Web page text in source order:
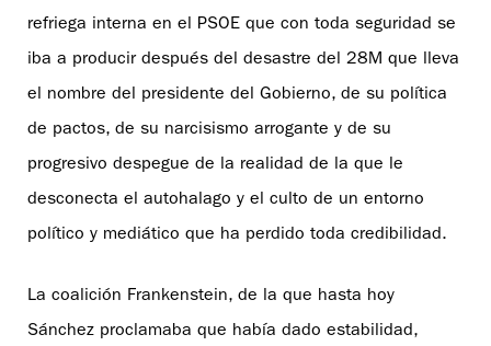
refriega interna en el PSOE que con toda seguridad se
iba a producir después del desastre del 28M que lleva
el nombre del presidente del Gobierno, de su política
de pactos, de su narcisismo arrogante y de su
progresivo despegue de la realidad de la que le
desconecta el autohalago y el culto de un entorno
político y mediático que ha perdido toda credibilidad.
La coalición Frankenstein, de la que hasta hoy
Sánchez proclamaba que había dado estabilidad,